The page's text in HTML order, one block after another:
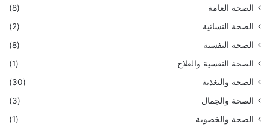
الصحة العامة
(8)
الصحة النسائية
(2)
الصحة النفسية
(8)
الصحة النفسية والعلاج
(1)
الصحة والتغذية
(30)
الصحة والجمال
(3)
الصحة والخصوبة
(1)